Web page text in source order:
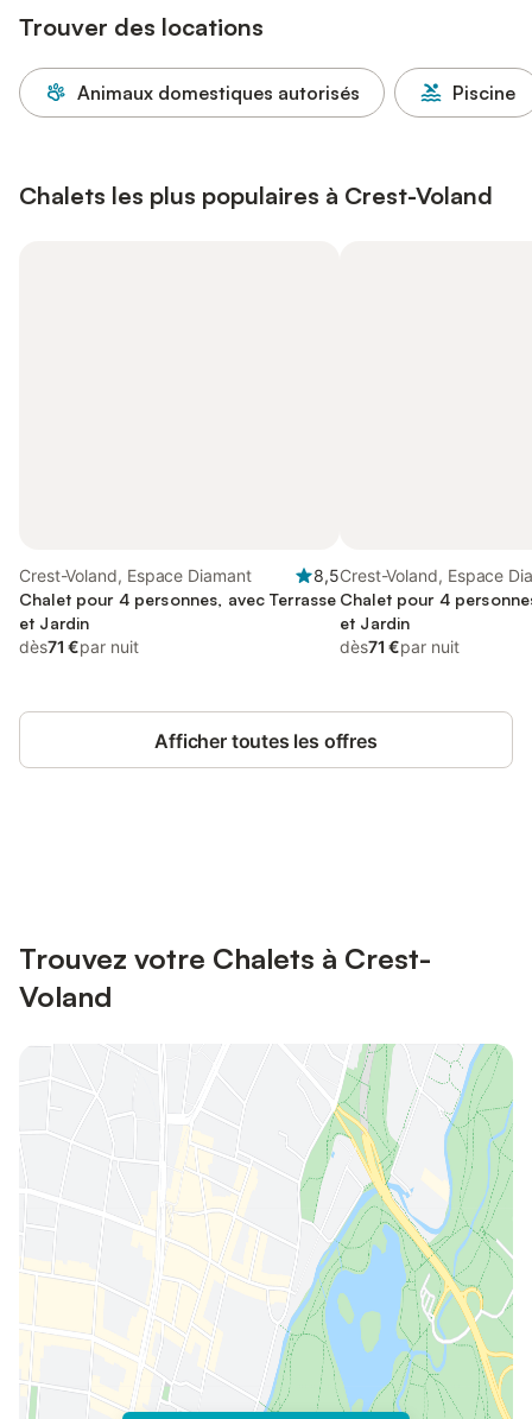
Trouver des locations
Animaux domestiques autorisés Piscine
Chalets les plus populaires à Crest-Voland
Crest-Voland, Espace Diamant
8,5
Chalet pour 4 personnes, avec Terrasse
et Jardin
dès71 €par nuit
Crest-Voland, Espace
Chalet pour 4
et Jardin
dès71 €par nuit
Afficher toutes les offres
Trouvez votre Chalets à Crest-
Voland